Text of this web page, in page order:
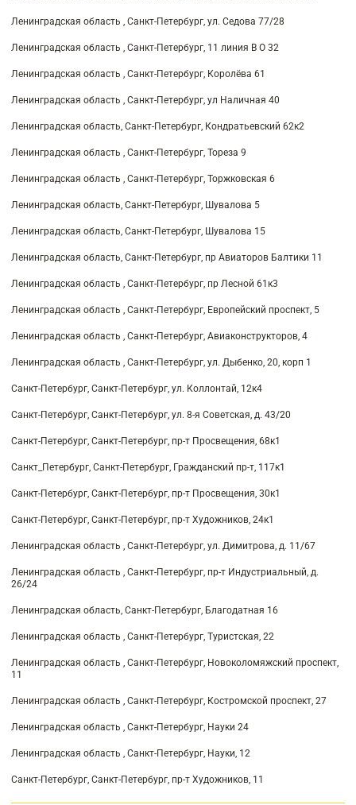
Ленинградская область , Санкт-Петербург, ул. Седова 77/28
Ленинградская область , Санкт-Петербург, 11 линия В О 32
Ленинградская область , Санкт-Петербург, Королёва 61
Ленинградская область , Санкт-Петербург, ул Наличная 40
Ленинградская область, Санкт-Петербург, Кондратьевский 62к2
Ленинградская область , Санкт-Петербург, Тореза 9
Ленинградская область , Санкт-Петербург, Торжковская 6
Ленинградская область, Санкт-Петербург, Шувалова 5
Ленинградская область, Санкт-Петербург, Шувалова 15
Ленинградская область, Санкт-Петербург, пр Авиаторов Балтики 11
Ленинградская область , Санкт-Петербург, пр Лесной 61к3
Ленинградская область , Санкт-Петербург, Европейский проспект, 5
Ленинградская область , Санкт-Петербург, Авиаконструкторов, 4
Ленинградская область , Санкт-Петербург, ул. Дыбенко, 20, корп 1
Санкт-Петербург, Санкт-Петербург, ул. Коллонтай, 12к4
Санкт-Петербург, Санкт-Петербург, ул. 8-я Советская, д. 43/20
Санкт-Петербург, Санкт-Петербург, пр-т Просвещения, 68к1
Санкт_Петербург, Санкт-Петербург, Гражданский пр-т, 117к1
Санкт-Петербург, Санкт-Петербург, пр-т Просвещения, 30к1
Санкт-Петербург, Санкт-Петербург, пр-т Художников, 24к1
Ленинградская область , Санкт-Петербург, ул. Димитрова, д. 11/67
Ленинградская область , Санкт-Петербург, пр-т Индустриальный, д.
26/24
Ленинградская область, Санкт-Петербург, Благодатная 16
Ленинградская область , Санкт-Петербург, Туристская, 22
Ленинградская область , Санкт-Петербург, Новоколомяжский проспект,
11
Ленинградская область , Санкт-Петербург, Костромской проспект, 27
Ленинградская область , Санкт-Петербург, Науки 24
Ленинградская область , Санкт-Петербург, Науки, 12
Санкт-Петербург, Санкт-Петербург, пр-т Художников, 11